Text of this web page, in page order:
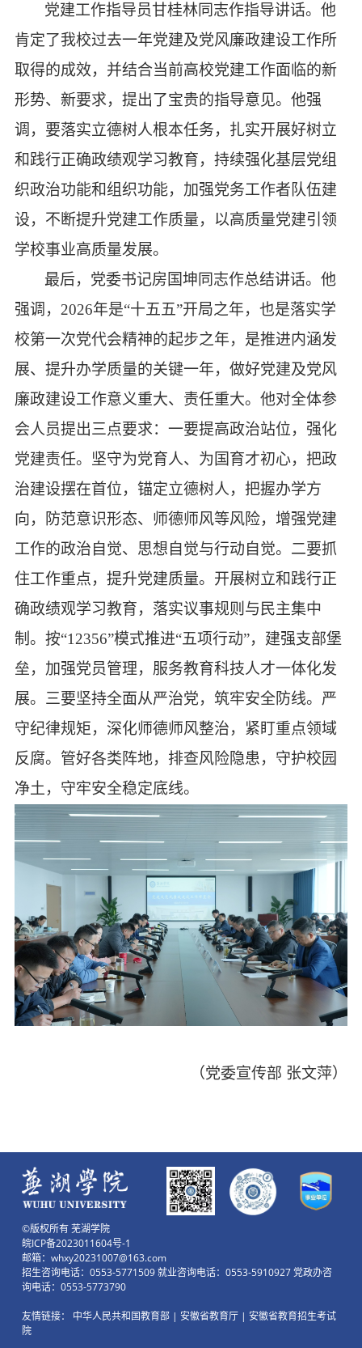
党建工作指导员甘桂林同志作指导讲话。 他
肯定了我校过去一年党建及党风廉政建设工作所
取得的成效，并结合当前高校党建工作面临的新
形势、新要求，提出了宝贵的指导意见。他强
调，要落实立德树人根本任务，扎实开展好树立
和践行正确政绩观学习教育，持续强化基层党组
织政治功能和组织功能，加强党务工作者队伍建
设，不断提升党建工作质量，以高质量党建引领
学校事业高质量发展。
最后，党委书记房国坤同志作总结讲话。他
强调， 2026年是“十五五”开局之年，也是落实学
校第一次党代会精神的起步之年，是推进内涵发
展、提升办学质量的关键一年，做好党建及党风
廉政建设工作意义重大、责任重大。他对全体参
会人员提出三点要求：一要提高政治站位，强化
党建责任。坚守为党育人、为国育才初心，把政
治建设摆在首位，锚定立德树人，把握办学方
向，防范意识形态、师德师风等风险，增强党建
工作的政治自觉、思想自觉与行动自觉。二要抓
住工作重点，提升党建质量。开展树立和践行正
确政绩观学习教育，落实议事规则与民主集中
制。按“12356”模式推进“五项行动”，建强支部堡
垒，加强党员管理，服务教育科技人才一体化发
展。三要坚持全面从严治党，筑牢安全防线。严
守纪律规矩，深化师德师风整治，紧盯重点领域
反腐。管好各类阵地，排查风险隐患，守护校园
净土，守牢安全稳定底线。
（党委宣传部 张文萍）
©版权所有 芜湖学院
皖ICP备2023011604号-1
邮箱：whxy20231007@163.com
招生咨询电话：0553-5771509 就业咨询电话：0553-5910927 党政办咨
询电话：0553-5773790
友情链接： 中华人民共和国教育部| 安徽省教育厅| 安徽省教育招生考试
院